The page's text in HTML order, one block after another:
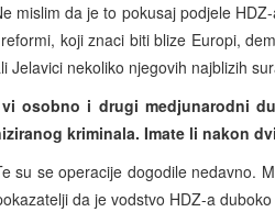
mislim da je to pokusaj podjele
koji znaci biti blize Europi,
Jelavici nekoliko njegovih najblizih
osobno i drugi medjunarodni
kriminala. Imate li nakon
su se operacije dogodile nedavno.
da je vodstvo HDZ-a